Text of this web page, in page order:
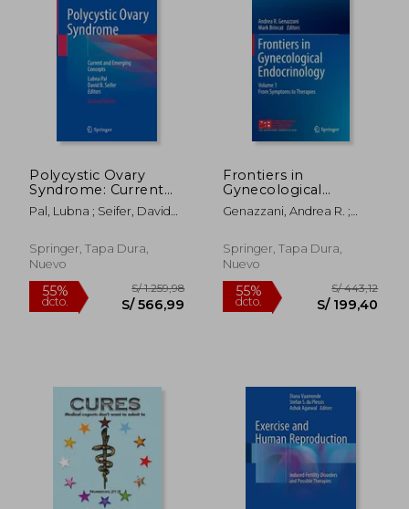
Polycystic Ovary
Syndrome: Current
and Emerging
Concepts (en Inglés)
Pal, Lubna ; Seifer, David
Springer, Tapa Dura,
Nuevo
Frontiers in
Gynecological
Endocrinology:
Volume 1: From
Therapies (en Inglés)
Genazzani, Andrea R. ;
Springer, Tapa Dura,
Nuevo